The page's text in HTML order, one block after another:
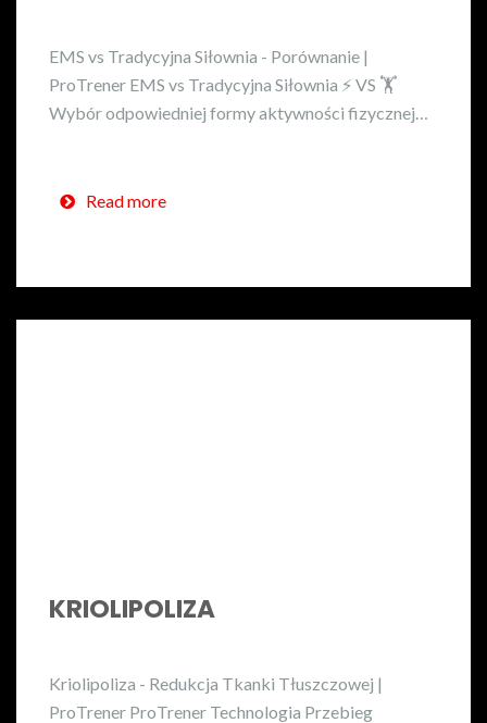
EMS vs Tradycyjna Siłownia - Porównanie |
ProTrener EMS vs Tradycyjna Siłownia ⚡ VS 🏋️
Wybór odpowiedniej formy aktywności fizycznej…
Read more
KRIOLIPOLIZA
Kriolipoliza - Redukcja Tkanki Tłuszczowej |
ProTrener ProTrener Technologia Przebieg